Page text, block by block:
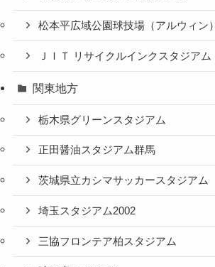
松本平広域公園球技場（アルウィン）
ＪＩＴ リサイクルインクスタジアム
関東地方
栃木県グリーンスタジアム
正田醤油スタジアム群馬
茨城県立カシマサッカースタジアム
埼玉スタジアム2002
三協フロンテア柏スタジアム